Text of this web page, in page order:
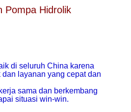
di seluruh China karena
layanan yang cepat dan
sama dan berkembang
situasi win-win.